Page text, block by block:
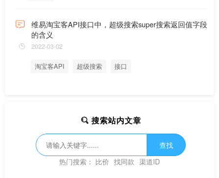
维易淘宝客API接口中，超级搜索super搜索返回值字段
的含义
2022-03-02
淘宝客API 超级搜索 接口
搜索站内文章
查找
热门搜索： 比价 找同款 渠道ID